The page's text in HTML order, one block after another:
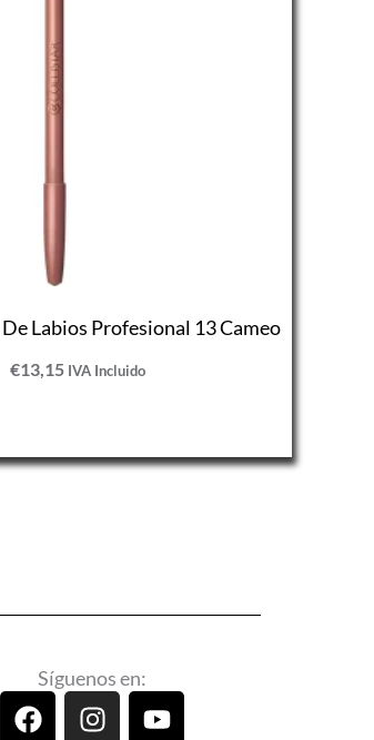
Labios Profesional 13 Cameo
€13,15 IVA Incluido
Síguenos en:
F
a
I
n
Y
o